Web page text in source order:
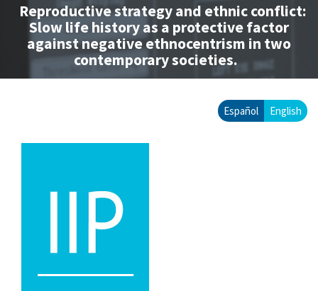
Reproductive strategy and ethnic conflict:
Slow life history as a protective factor
against negative ethnocentrism in two
contemporary societies.
Español English